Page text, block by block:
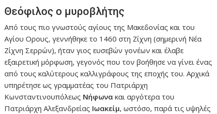
Θεόφιλος ο μυροβλήτης
Από τους πιο γνωστούς αγίους της Μακεδονίας και του
Αγίου Ορους, γεννήθηκε το 1460 στη Ζίχνη (σημερινή Νέα
Ζίχνη Σερρών), ήταν γιος ευσεβών γονέων και έλαβε
εξαιρετική μόρφωση, γεγονός που τον βοήθησε να γίνει ένας
από τους καλύτερους καλλιγράφους της εποχής του. Αρχικά
υπηρέτησε ως γραμματέας του Πατριάρχη
Κωνσταντινουπόλεως Νήφωνα και αργότερα του
Πατριάρχη Αλεξανδρείας Ιωακείμ, ωστόσο, παρά τις υψηλές